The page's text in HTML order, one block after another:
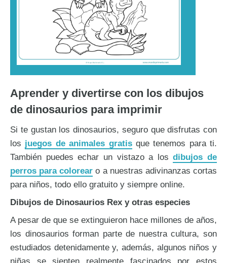
Aprender y divertirse con los dibujos
de dinosaurios para imprimir
Si te gustan los dinosaurios, seguro que disfrutas con
los juegos de animales gratisque tenemos para ti.
También puedes echar un vistazo a losdibujos de
perros para colorear o a nuestras adivinanzas cortas
para niños, todo ello gratuito y siempre online.
Dibujos de Dinosaurios Rex y otras especies
A pesar de que se extinguieron hace millones de años,
los dinosaurios forman parte de nuestra cultura, son
estudiados detenidamente y, además, algunos niños y
niñas se sienten realmente fascinados por estos